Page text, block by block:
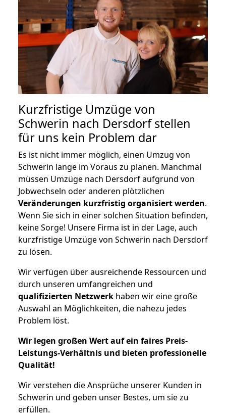
Kurzfristige Umzüge von
Schwerin nach Dersdorf stellen
für uns kein Problem dar
Es ist nicht immer möglich, einen Umzug von
Schwerin lange im Voraus zu planen. Manchmal
müssen Umzüge nach Dersdorf aufgrund von
Jobwechseln oder anderen plötzlichen
Veränderungen kurzfristig organisiert werden.
Wenn Sie sich in einer solchen Situation befinden,
keine Sorge! Unsere Firma ist in der Lage, auch
kurzfristige Umzüge von Schwerin nach Dersdorf
zu lösen.
Wir verfügen über ausreichende Ressourcen und
durch unseren umfangreichen und
qualifizierten Netzwerk haben wir eine große
Auswahl an Möglichkeiten, die nahezu jedes
Problem löst.
Wir legen großen Wert auf ein faires Preis-
Leistungs-Verhältnis und bieten professionelle
Qualität!
Wir verstehen die Ansprüche unserer Kunden in
Schwerin und geben unser Bestes, um sie zu
erfüllen.